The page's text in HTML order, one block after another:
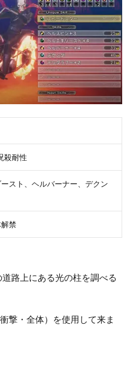
殺耐性
スト、ヘルバーナー、デクン
禁
路上にある光の柱を調べる
撃・全体）を使用して来ま